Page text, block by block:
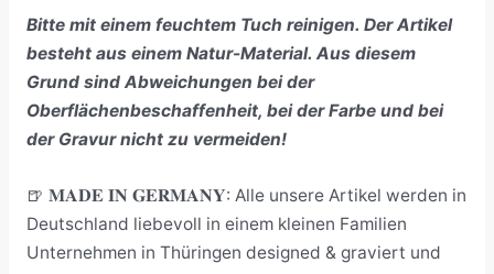
Bitte mit einem feuchtem Tuch reinigen. Der Artikel
besteht aus einem Natur-Material. Aus diesem
Grund sind Abweichungen bei der
Oberflächenbeschaffenheit, bei der Farbe und bei
der Gravur nicht zu vermeiden!
🍺 𝐌𝐀𝐃𝐄 𝐈𝐍 𝐆𝐄𝐑𝐌𝐀𝐍𝐘: Alle unsere Artikel werden in
Deutschland liebevoll in einem kleinen Familien
Unternehmen in Thüringen designed & graviert und